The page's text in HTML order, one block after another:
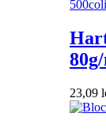
23,09